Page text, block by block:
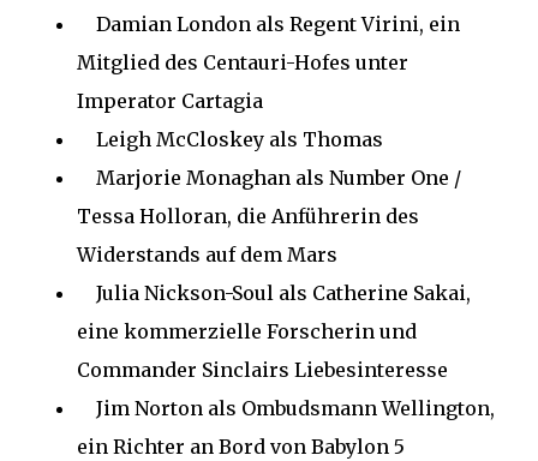
Damian London als Regent Virini, ein
Mitglied des Centauri-Hofes unter
Imperator Cartagia
Leigh McCloskey als Thomas
Marjorie Monaghan als Number One /
Tessa Holloran, die Anführerin des
Widerstands auf dem Mars
Julia Nickson-Soul als Catherine Sakai,
eine kommerzielle Forscherin und
Commander Sinclairs Liebesinteresse
Jim Norton als Ombudsmann Wellington,
ein Richter an Bord von Babylon 5